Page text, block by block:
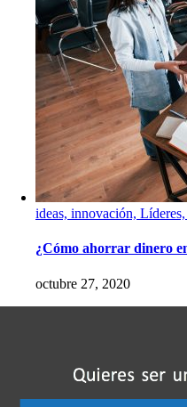
ideas, innovación,
¿Cómo ahorrar dinero
octubre 27, 2020